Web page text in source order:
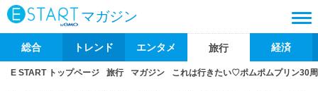
マガジン
総合 トレンド エンタメ 旅行 経済
E START トップページ 旅行 マガジン これは行きたい♡ポムポムプリン30